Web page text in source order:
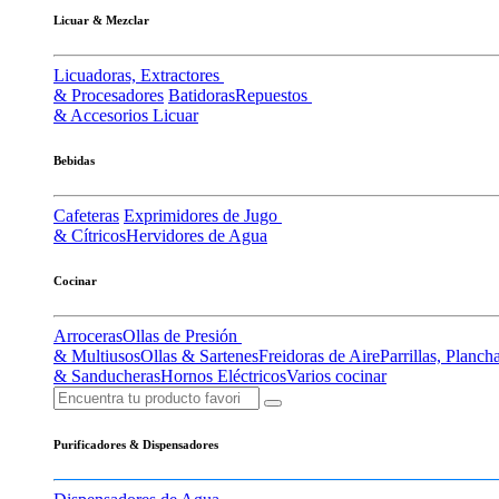
Licuar & Mezclar
Licuadoras, Extractores
& Procesadores BatidorasRepuestos
& Accesorios Licuar
Bebidas
Cafeteras Exprimidores de Jugo
& CítricosHervidores de Agua
Cocinar
ArrocerasOllas de Presión
& MultiusosOllas & SartenesFreidoras de AireParrillas,
& SanducherasHornos EléctricosVarios cocinar
Purificadores & Dispensadores